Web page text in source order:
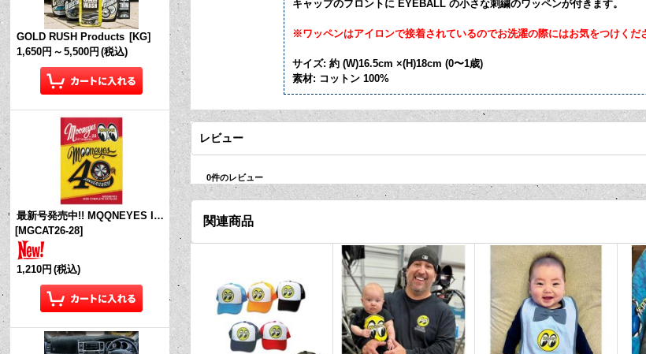
GOLD RUSH Products [KG]
1,650円 ～ 5,500円 (税込)
最新号発売中!! MQQNEYES International Magazine No.28 2026
[MGCAT26-28]
1,210円 (税込)
キャップのフロントに EYEBALL の小さな刺繍のワッペンが付きます。
※ワッペンはアイロンで接着されているのでお洗濯の際にはお気をつけくだ
サイズ: 約 (W)16.5cm ×(H)18cm (0〜1歳)
素材: コットン 100%
レビュー
0件のレビュー
関連商品